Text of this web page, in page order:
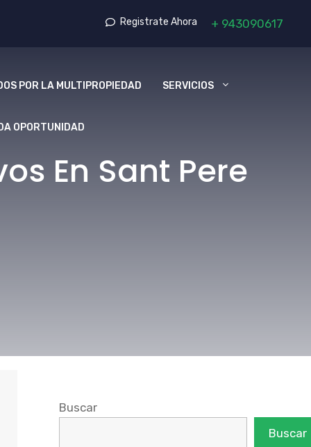
Registrate Ahora + 943090617
POR LA MULTIPROPIEDAD SERVICIOS
OPORTUNIDAD
En Sant Pere
Buscar
Buscar